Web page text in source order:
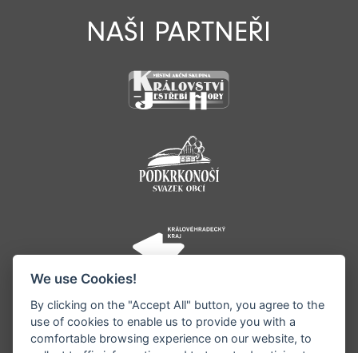
NAŠI PARTNEŘI
We use Cookies!
By clicking on the "Accept All" button, you agree to the
use of cookies to enable us to provide you with a
comfortable browsing experience on our website, to